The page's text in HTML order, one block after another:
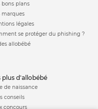
bons plans
marques
légales
se protéger du phishing ?
allobébé
plus d'allobébé
de naissance
conseils
concours